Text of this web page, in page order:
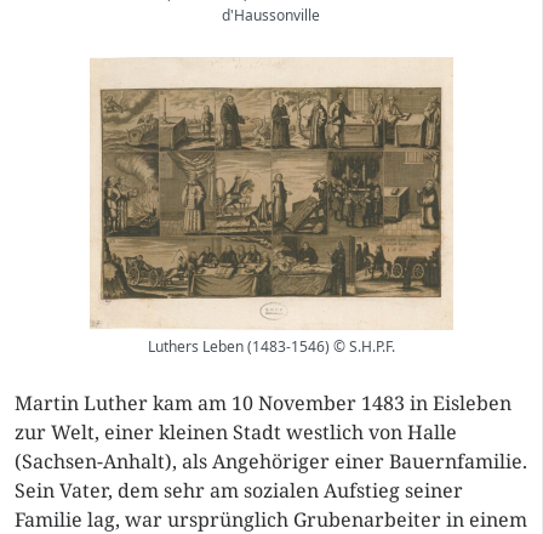
d'Haussonville
Luthers Leben (1483-1546) © S.H.P.F.
Martin Luther kam am 10 November 1483 in Eisleben
zur Welt, einer kleinen Stadt westlich von Halle
(Sachsen-Anhalt), als Angehöriger einer Bauernfamilie.
Sein Vater, dem sehr am sozialen Aufstieg seiner
Familie lag, war ursprünglich Grubenarbeiter in einem